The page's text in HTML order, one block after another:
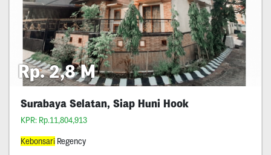
Rp. 2,8 M
Surabaya Selatan, Siap Huni Hook
KPR: Rp.11,804,913
KebonsariRegency